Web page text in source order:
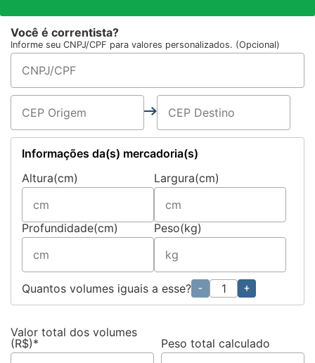
Você é correntista?
Informe seu CNPJ/CPF para valores personalizados. (Opcional)
Informações da(s) mercadoria(s)
Altura(cm)
Largura(cm)
Profundidade(cm) Peso(kg)
Quantos volumes iguais a esse? - +
Valor total dos volumes
(R$)*
Peso total calculado